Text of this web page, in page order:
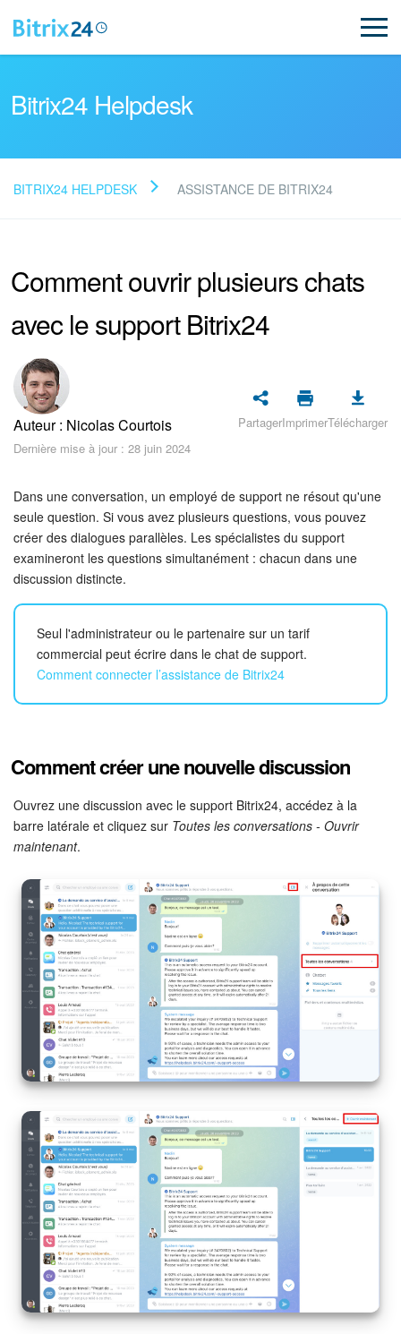
NOUVEAU
Assistance de Bitrix24
Inscription et connexion
Sécurité dans Bitrix24
Démarrer sur Bitrix24
Abonnement
Actualités
Tâches et projets
Projets IA
Messenger
Groupes de travail
Calendriers
Bitrix24 Drive
Base de connaissances
Sites
Boutique en ligne
Gestion des stocks
Messagerie web
Réservation en ligne
CoPilot - IA dans Bitrix24
Signature électronique
Signature électronique pour les RH
Bitrix24 Helpdesk
BITRIX24 HELPDESK ASSISTANCE DE BITRIX24
Comment ouvrir plusieurs chats
avec le support Bitrix24
Auteur : Nicolas Courtois
Dernière mise à jour : 28 juin 2024
PartagerImprimerTélécharger
Dans une conversation, un employé de support ne résout qu'une
seule question. Si vous avez plusieurs questions, vous pouvez
créer des dialogues parallèles. Les spécialistes du support
examineront les questions simultanément : chacun dans une
discussion distincte.
Seul l'administrateur ou le partenaire sur un tarif
commercial peut écrire dans le chat de support.
Comment connecter l’assistance de Bitrix24
Comment créer une nouvelle discussion
Ouvrez une discussion avec le support Bitrix24, accédez à la
barre latérale et cliquez sur Toutes les conversations - Ouvrir
maintenant.